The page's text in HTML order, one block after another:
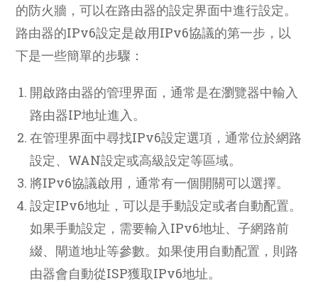
的防火牆，可以在路由器的設定界面中進行設定。
路由器的IPv6設定是啟用IPv6協議的第一步，以
下是一些簡單的步驟：
開啟路由器的管理界面，通常是在瀏覽器中輸入
路由器IP地址進入。
在管理界面中尋找IPv6設定選項，通常位於網路
設定、WAN設定或高級設定等區域。
將IPv6協議啟用，通常有一個開關可以選擇。
設定IPv6地址，可以是手動設定或者自動配置。
如果手動設定，需要輸入IPv6地址、子網路前
綴、閘道地址等參數。如果使用自動配置，則路
由器會自動從ISP獲取IPv6地址。